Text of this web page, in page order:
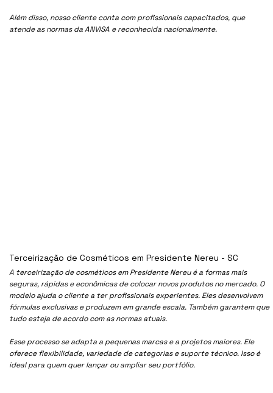
Além disso, nosso cliente conta com profissionais capacitados, que
atende as normas da ANVISA e reconhecida nacionalmente.
A terceirização de cosméticos em Presidente Nereu é a formas mais
seguras, rápidas e econômicas de colocar novos produtos no mercado. O
modelo ajuda o cliente a ter profissionais experientes. Eles desenvolvem
fórmulas exclusivas e produzem em grande escala. Também garantem que
tudo esteja de acordo com as normas atuais.
Esse processo se adapta a pequenas marcas e a projetos maiores. Ele
oferece flexibilidade, variedade de categorias e suporte técnico. Isso é
ideal para quem quer lançar ou ampliar seu portfólio.
Terceirização de Cosméticos em Presidente Nereu - SC